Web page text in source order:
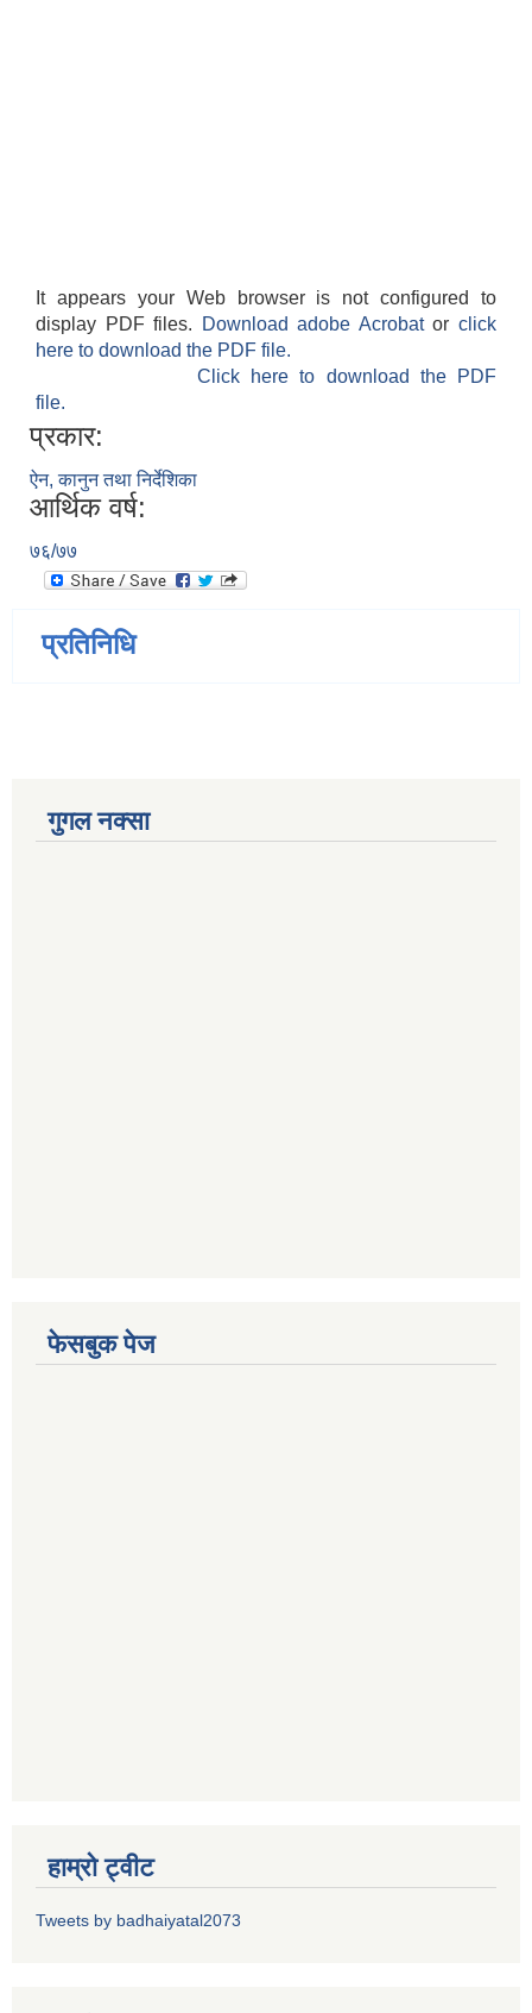
It appears your Web browser is not configured to
display PDF files.
Download adobe Acrobatorclick
here to download the PDF file.
Click here to download the PDF
file.
प्रकार:
ऐन, कानुन तथा निर्देशिका
आर्थिक वर्ष:
७६/७७
प्रतिनिधि
गुगल नक्सा
फेसबुक पेज
हाम्रो ट्वीट
Tweets by badhaiyatal2073